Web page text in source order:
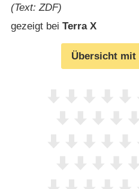
(Text: ZDF)
gezeigt bei Terra X
Übersicht mit